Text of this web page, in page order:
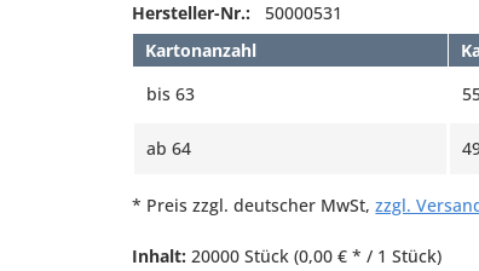
Hersteller-Nr.:
50000531
Kartonanzahl
bis63
ab64
* Preis zzgl. deutscher MwSt,zzgl.
Inhalt: 20000 Stück(0,00 € * / 1 Stück)